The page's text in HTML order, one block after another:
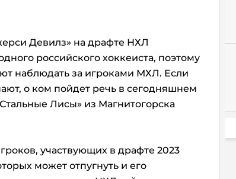
Девилз» на драфте НХЛ
российского хоккеиста, поэтому
наблюдать за игроками МХЛ. Если
о ком пойдет речь в сегодняшнем
Лисы» из Магнитогорска
участвующих в драфте 2023
может отпугнуть и его